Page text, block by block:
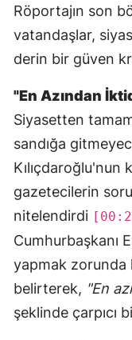
Röportajın son
vatandaşlar,
derin bir güven
"En Azından
Siyasetten
sandığa
Kılıçdaroğlu'nun
gazetecilerin
nitelendirdi
Cumhurbaşkanı
yapmak zorunda
belirterek, "En
şeklinde çarpıcı